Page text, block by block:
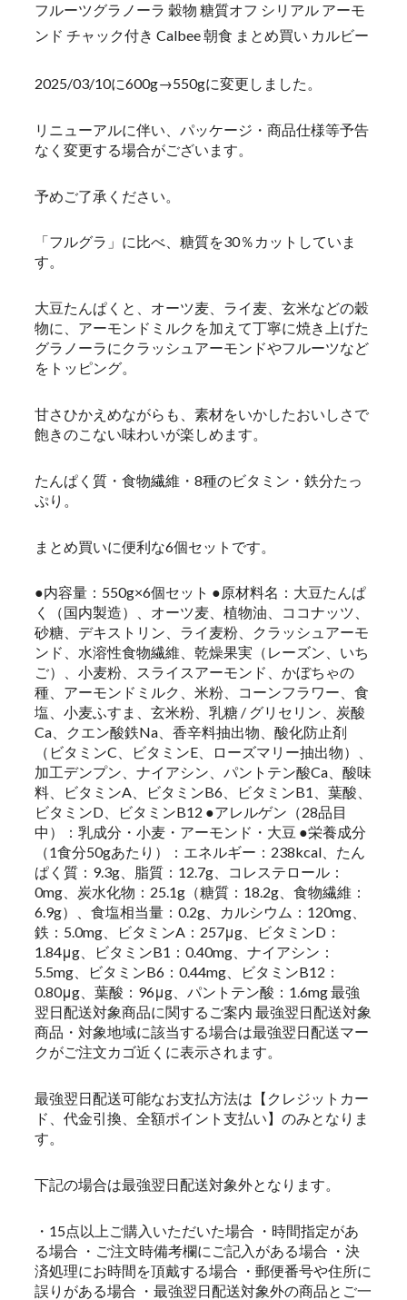
フルーツグラノーラ 穀物 糖質オフ シリアル アーモ
ンド チャック付き Calbee 朝食 まとめ買い カルビー
2025/03/10に600g→550gに変更しました。
リニューアルに伴い、パッケージ・商品仕様等予告
なく変更する場合がございます。
予めご了承ください。
「フルグラ」に比べ、糖質を30％カットしていま
す。
大豆たんぱくと、オーツ麦、ライ麦、玄米などの穀
物に、アーモンドミルクを加えて丁寧に焼き上げた
グラノーラにクラッシュアーモンドやフルーツなど
をトッピング。
甘さひかえめながらも、素材をいかしたおいしさで
飽きのこない味わいが楽しめます。
たんぱく質・食物繊維・8種のビタミン・鉄分たっ
ぷり。
まとめ買いに便利な6個セットです。
●内容量：550g×6個セット ●原材料名：大豆たんぱ
く（国内製造）、オーツ麦、植物油、ココナッツ、
砂糖、デキストリン、ライ麦粉、クラッシュアーモ
ンド、水溶性食物繊維、乾燥果実（レーズン、いち
ご）、小麦粉、スライスアーモンド、かぼちゃの
種、アーモンドミルク、米粉、コーンフラワー、食
塩、小麦ふすま、玄米粉、乳糖 / グリセリン、炭酸
Ca、クエン酸鉄Na、香辛料抽出物、酸化防止剤
（ビタミンC、ビタミンE、ローズマリー抽出物）、
加工デンプン、ナイアシン、パントテン酸Ca、酸味
料、ビタミンA、ビタミンB6、ビタミンB1、葉酸、
ビタミンD、ビタミンB12 ●アレルゲン（28品目
中）：乳成分・小麦・アーモンド・大豆 ●栄養成分
（1食分50gあたり）：エネルギー：238kcal、たん
ぱく質：9.3g、脂質：12.7g、コレステロール：
0mg、炭水化物：25.1g（糖質：18.2g、食物繊維：
6.9g）、食塩相当量：0.2g、カルシウム：120mg、
鉄：5.0mg、ビタミンA：257μg、ビタミンD：
1.84μg、ビタミンB1：0.40mg、ナイアシン：
5.5mg、ビタミンB6：0.44mg、ビタミンB12：
0.80μg、葉酸：96μg、パントテン酸：1.6mg 最強
翌日配送対象商品に関するご案内 最強翌日配送対象
商品・対象地域に該当する場合は最強翌日配送マー
クがご注文カゴ近くに表示されます。
最強翌日配送可能なお支払方法は【クレジットカー
ド、代金引換、全額ポイント支払い】のみとなりま
す。
下記の場合は最強翌日配送対象外となります。
・15点以上ご購入いただいた場合 ・時間指定があ
る場合 ・ご注文時備考欄にご記入がある場合 ・決
済処理にお時間を頂戴する場合 ・郵便番号や住所に
誤りがある場合 ・最強翌日配送対象外の商品とご一